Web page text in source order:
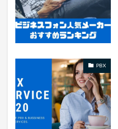
PBX